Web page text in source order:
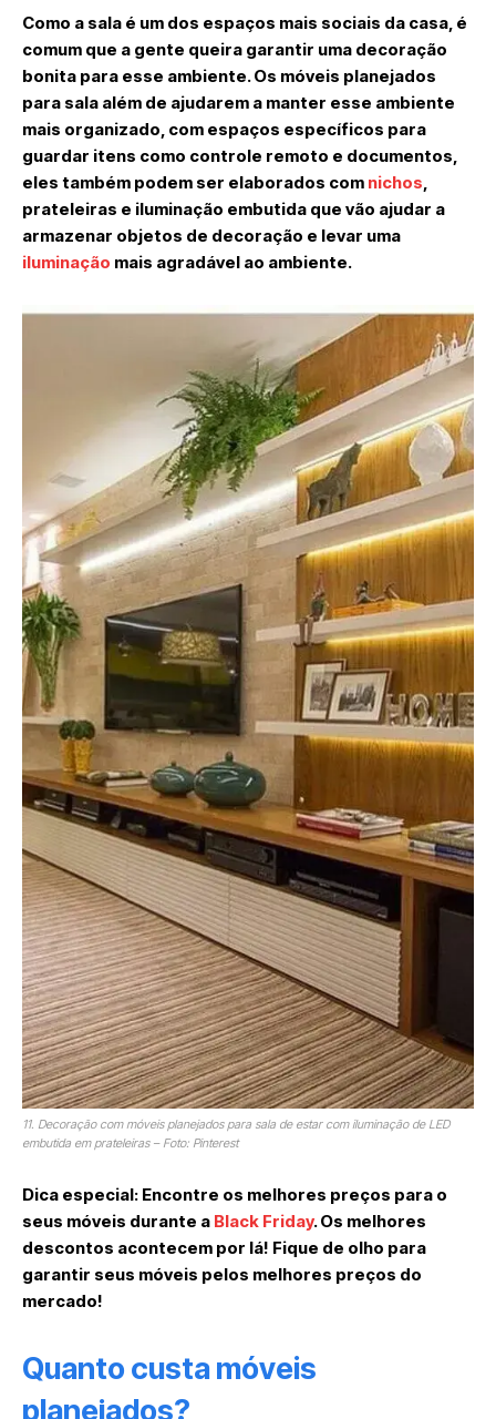
Como a sala é um dos espaços mais sociais da casa, é
comum que a gente queira garantir uma decoração
bonita para esse ambiente. Os móveis planejados
para sala além de ajudarem a manter esse ambiente
mais organizado, com espaços específicos para
guardar itens como controle remoto e documentos,
eles também podem ser elaborados com nichos,
prateleiras e iluminação embutida que vão ajudar a
armazenar objetos de decoração e levar uma
iluminação mais agradável ao ambiente.
11. Decoração com móveis planejados para sala de estar com iluminação de LED
embutida em prateleiras – Foto: Pinterest
Dica especial: Encontre os melhores preços para o
seus móveis durante a Black Friday. Os melhores
descontos acontecem por lá! Fique de olho para
garantir seus móveis pelos melhores preços do
mercado!
Quanto custa móveis
planejados?